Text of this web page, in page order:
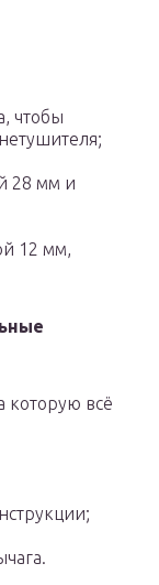
чтобы
28 мм и
12 мм,
которую всё